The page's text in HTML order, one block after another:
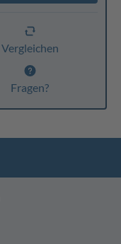
Vergleichen
Fragen?